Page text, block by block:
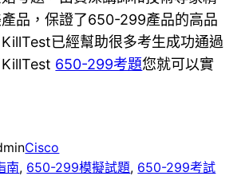
品，保證了650-299產品的高品
已經幫助很多考生成功通過
650-299考題您就可以實
Cisco
南, 650-299模擬試題, 650-299考試